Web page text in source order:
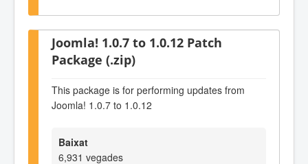
Joomla! 1.0.7 to 1.0.12 Patch
Package (.zip)
This package is for performing updates from
Joomla! 1.0.7 to 1.0.12
Baixat
6,931 vegades